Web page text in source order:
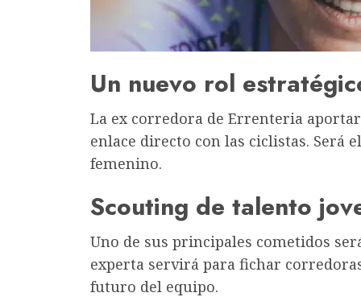
Un nuevo rol
La ex corredora de Errenteria
enlace directo con las ciclistas. Será
femenino.
Scouting de talento
Uno de sus principales cometidos
experta servirá para fichar
futuro del equipo.